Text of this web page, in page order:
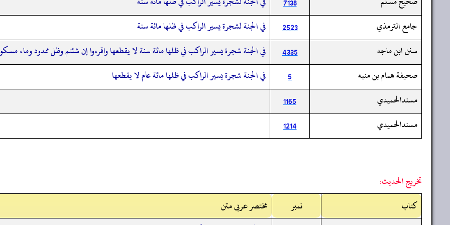
جامع الترمذي
2523
في الجنة لشجرة يسير الراكب في ظلها مائة سنة
سنن ابن ماجه
4335
في الجنة شجرة يسير الراكب في ظلها مائة سنة لا يقطعها واقرءوا إن شئتم وظل ممدود وماء
صحيفة همام بن منبه
5
في الجنة شجرة يسير الراكب في ظلها مائة عام لا يقطعها
مسندالحميدي
1165
مسندالحميدي
1214
تخريج الحديث:
کتاب
نمبر
مختصر عربی متن